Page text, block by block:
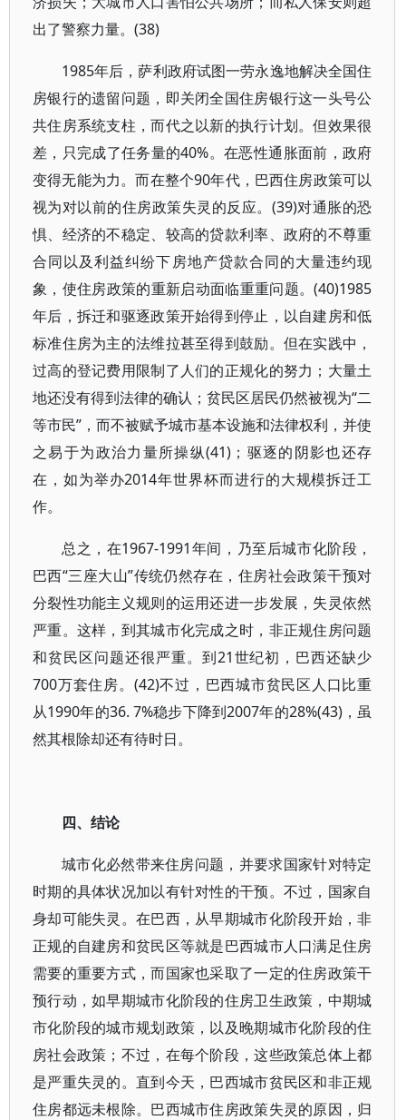
出了警察力量。(38)
1985年后，萨利政府试图一劳永逸地解决全国住
房银行的遗留问题，即关闭全国住房银行这一头号公
共住房系统支柱，而代之以新的执行计划。但效果很
差，只完成了任务量的40%。在恶性通胀面前，政府
变得无能为力。而在整个90年代，巴西住房政策可以
视为对以前的住房政策失灵的反应。(39)对通胀的恐
惧、经济的不稳定、较高的贷款利率、政府的不尊重
合同以及利益纠纷下房地产贷款合同的大量违约现
象，使住房政策的重新启动面临重重问题。(40)1985
年后，拆迁和驱逐政策开始得到停止，以自建房和低
标准住房为主的法维拉甚至得到鼓励。但在实践中，
过高的登记费用限制了人们的正规化的努力；大量土
地还没有得到法律的确认；贫民区居民仍然被视为“二
等市民”，而不被赋予城市基本设施和法律权利，并使
之易于为政治力量所操纵(41)；驱逐的阴影也还存
在，如为举办2014年世界杯而进行的大规模拆迁工
作。
总之，在1967-1991年间，乃至后城市化阶段，
巴西“三座大山”传统仍然存在，住房社会政策干预对
分裂性功能主义规则的运用还进一步发展，失灵依然
严重。这样，到其城市化完成之时，非正规住房问题
和贫民区问题还很严重。到21世纪初，巴西还缺少
700万套住房。(42)不过，巴西城市贫民区人口比重
从1990年的36. 7%稳步下降到2007年的28%(43)，虽
然其根除却还有待时日。
四、结论
城市化必然带来住房问题，并要求国家针对特定
时期的具体状况加以有针对性的干预。不过，国家自
身却可能失灵。在巴西，从早期城市化阶段开始，非
正规的自建房和贫民区等就是巴西城市人口满足住房
需要的重要方式，而国家也采取了一定的住房政策干
预行动，如早期城市化阶段的住房卫生政策，中期城
市化阶段的城市规划政策，以及晚期城市化阶段的住
房社会政策；不过，在每个阶段，这些政策总体上都
是严重失灵的。直到今天，巴西城市贫民区和非正规
住房都远未根除。巴西城市住房政策失灵的原因，归